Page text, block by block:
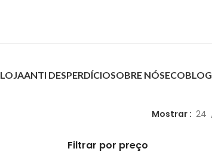
LOJAANTI DESPERDÍCIOSOBRE NÓSECOBLOG
Mostrar 24
Filtrar por preço